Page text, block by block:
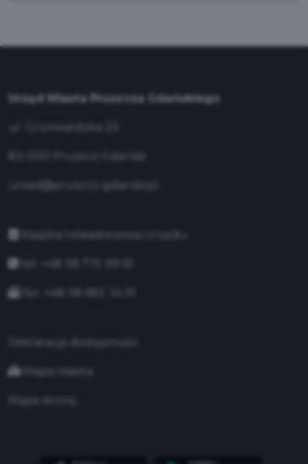
Urząd Miasta Pruszcza Gdańskiego
urzad@pruszcz-gdanski.pl
Książka teleadresowa Urzędu
Deklaracja dostępności
Mapa miasta
Mapa strony